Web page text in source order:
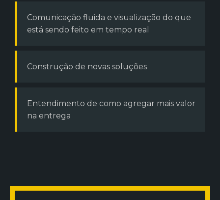
Comunicação fluida e visualização do que
está sendo feito em tempo real
Construção de novas soluções
Entendimento de como agregar mais valor
na entrega